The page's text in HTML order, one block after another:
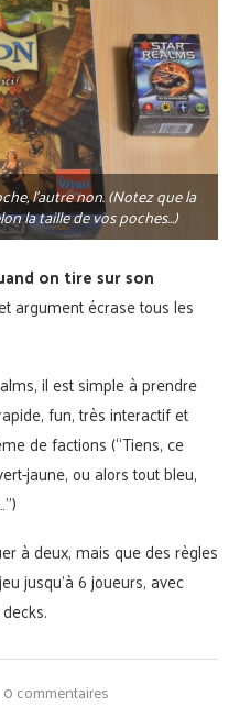
l’autre non. (Notez que la
la taille de vos poches…)
on tire sur son
argument écrase tous les
il est simple à prendre
fun, très interactif et
de factions (“Tiens, ce
jaune, ou alors tout bleu,
à deux, mais que des règles
jusqu’à 6 joueurs, avec
0 commentaires